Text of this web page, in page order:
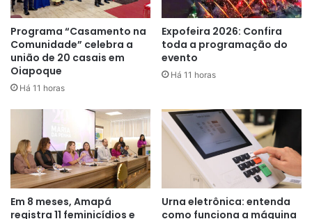
de Relações Institucionais da Presidência da República
mantiveram diálogo constante com a categoria e suas
entidades representativas, em especial o Fórum Brasileiro
da Enfermagem.
Gestores estaduais e municipais foram vozes ativas nas
Programa “Casamento na
Comunidade” celebra a
união de 20 casais em
Oiapoque
Há 11 horas
Expofeira 2026: Confira
toda a programação do
evento
Há 11 horas
Em 8 meses, Amapá
registra 11 feminicídios e
Urna eletrônica: entenda
como funciona a máquina